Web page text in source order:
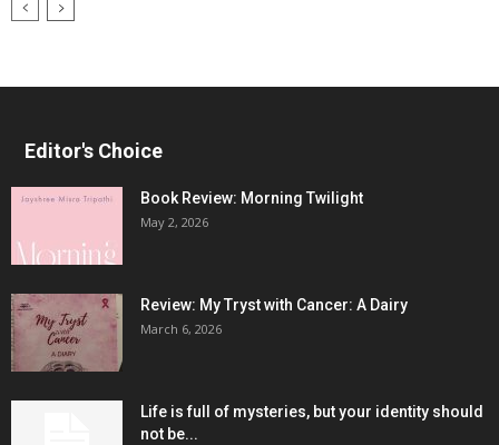
Editor's Choice
Book Review: Morning Twilight
May 2, 2026
Review: My Tryst with Cancer: A Dairy
March 6, 2026
Life is full of mysteries, but your identity should
not be...